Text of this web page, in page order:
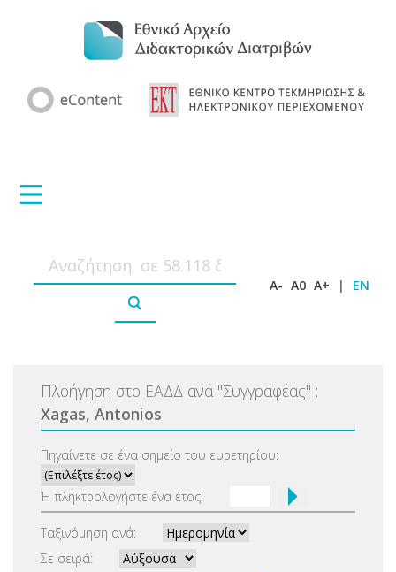
A- A0 A+ | EN
Πλοήγηση στο ΕΑΔΔ ανά "Συγγραφέας" :
Xagas, Antonios
Πηγαίνετε σε ένα σημείο του ευρετηρίου:
Ή πληκτρολογήστε ένα έτος:
Ταξινόμηση ανά:
Σε σειρά: